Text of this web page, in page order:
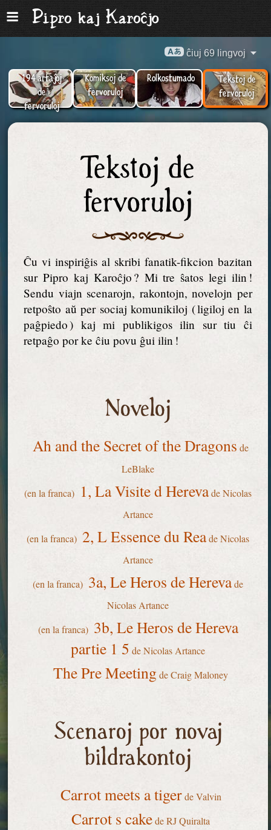
ĉiuj 69 lingvoj
194 artaĵoj
de
fervoruloj
Komiksoj de
fervoruloj
Rolkostumado
Tekstoj de
fervoruloj
Tekstoj de
fervoruloj
Ĉu vi inspiriĝis al skribi fanatik-fikcion bazitan
sur Pipro kaj Karoĉjo ? Mi tre ŝatos legi ilin !
Sendu viajn scenarojn, rakontojn, novelojn per
retpoŝto aŭ per sociaj komunikiloj ( ligiloj en la
paĝpiedo ) kaj mi publikigos ilin sur tiu ĉi
retpaĝo por ke ĉiu povu ĝui ilin !
Noveloj
Ah and the Secret of the Dragons de
LeBlake
(en la franca) 1, La Visite d Herevade Nicolas
Artance
(en la franca) 2, L Essence du Reade Nicolas
Artance
(en la franca) 3a, Le Heros de Herevade
Nicolas Artance
(en la franca) 3b, Le Heros de Hereva
partie 1 5 de Nicolas Artance
The Pre Meeting de Craig Maloney
Scenaroj por novaj
bildrakontoj
Carrot meets a tigerde Valvin
Carrot s cakede RJ Quiralta